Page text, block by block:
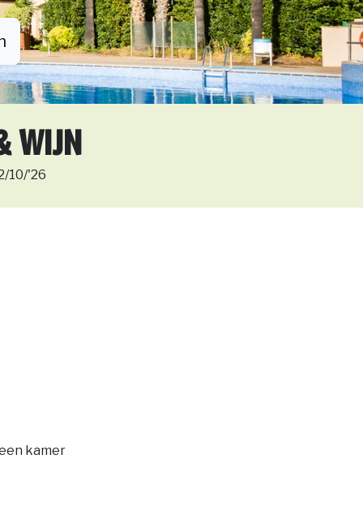
WIJN
10/'26
kamer